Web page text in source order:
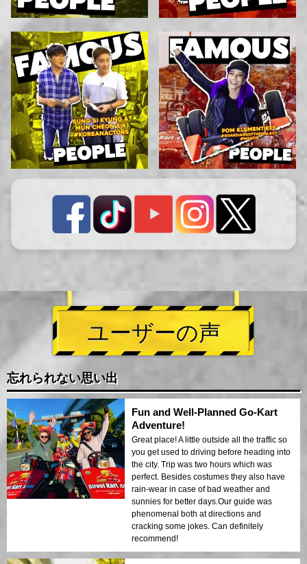
ユーザーの声
忘れられない思い出
Fun and Well-Planned Go-Kart
Adventure!
Great place! A little outside all the traffic so
you get used to driving before heading into
the city. Trip was two hours which was
perfect. Besides costumes they also have
rain-wear in case of bad weather and
sunnies for better days.Our guide was
phenomenal both at directions and
cracking some jokes. Can definitely
recommend!